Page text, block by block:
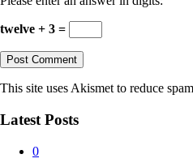
twelve + 3 =
This site uses Akismet to reduce
Latest Posts
0